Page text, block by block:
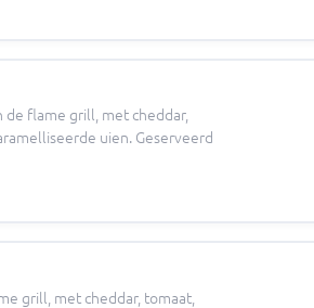
de flame grill, met cheddar,
uien. Geserveerd
grill, met cheddar, tomaat,